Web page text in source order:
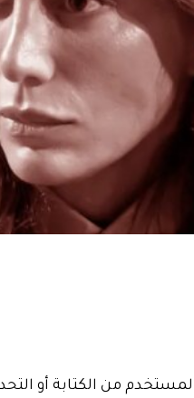
من الكتابة أو